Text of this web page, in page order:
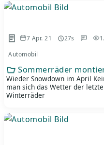
7 Apr. 21 27s
Automobil
Sommerräder
Wieder Snowdown im April
man sich das Wetter der
Winterräder